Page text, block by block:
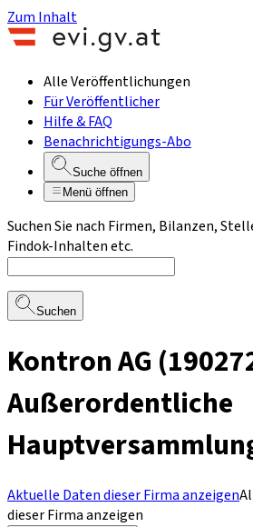
Zum Inhalt
Alle Veröffentlichungen
Für Veröffentlicher
Hilfe & FAQ
Benachrichtigungs-Abo
Suche öffnen
Menü öffnen
Suchen Sie nach Firmen, Bilanzen,
Findok-Inhalten etc.
Suchen
Kontron AG
Außerordentliche
Aktuelle Daten dieser Firma anzeigen
dieser Firma anzeigen